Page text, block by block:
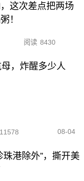
这次差点把两场
！
阅读 8430
，炸醒多少人
11578 08-04
珠港除外”，撕开美